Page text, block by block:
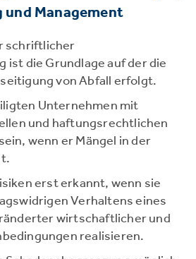
Management
schriftlicher
ist die Grundlage auf der die
von Abfall erfolgt.
Unternehmen mit
und haftungsrechtlichen
wenn er Mängel in der
erst erkannt, wenn sie
Verhaltens eines
wirtschaftlicher und
realisieren.